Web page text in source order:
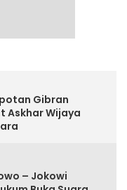
Gibran
Askhar Wijaya
– Jokowi